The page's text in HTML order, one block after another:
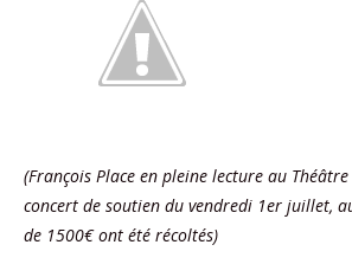
(François Place en pleine lecture au
concert de soutien du vendredi 1er juillet,
de 1500€ ont été récoltés)